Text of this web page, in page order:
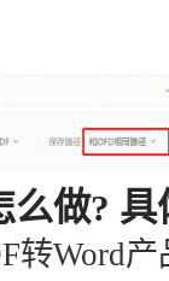
么做?
转Word